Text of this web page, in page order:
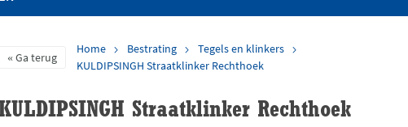
Ga terug
Home Bestrating
Tegels en klinkers
KULDIPSINGH Straatklinker Rechthoek
Straatklinker Rechthoek